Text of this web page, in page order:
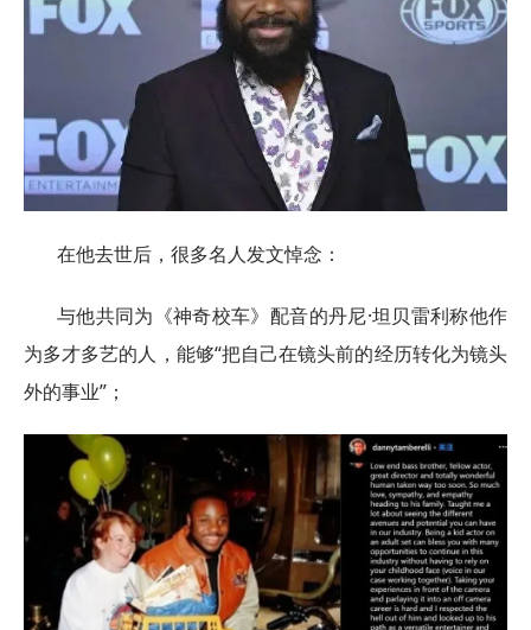
在他去世后，很多名人发文悼念：
与他共同为《神奇校车》配音的丹尼·坦贝雷利称他作
为多才多艺的人，能够“把自己在镜头前的经历转化为镜头
外的事业”；